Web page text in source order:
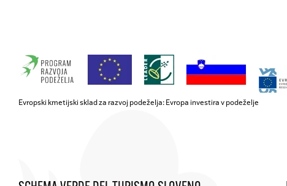
Evropski kmetijski sklad za razvoj podeželja: Evropa investira v podeželje